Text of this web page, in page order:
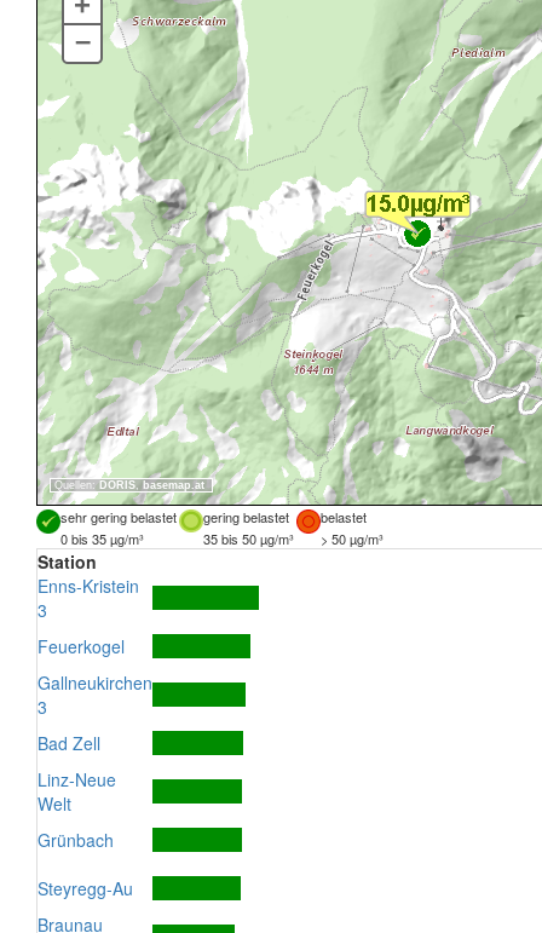
Quellen: DORIS, basemap.at
–
sehr gering belastet gering belastet
belastet
0 bis 35 µg/m³
35 bis 50 µg/m³ > 50 µg/m³
Station
Enns-Kristein
3
Feuerkogel
Gallneukirchen
3
Bad Zell
Linz-Neue
Welt
Grünbach
Steyregg-Au
Braunau